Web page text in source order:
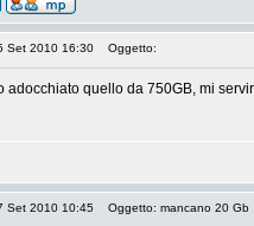
Set 2010 16:30 Oggetto:
adocchiato quello da 750GB, mi
Set 2010 10:45 Oggetto: mancano 20 Gb